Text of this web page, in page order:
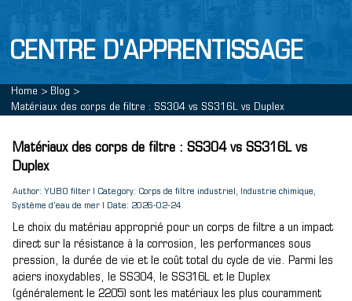
CENTRE D'APPRENTISSAGE
Home > Blog >
Matériaux des corps de filtre : SS304 vs SS316L vs Duplex
Matériaux des corps de filtre : SS304 vs SS316L vs
Duplex
Author: YUBO filter | Category: Corps de filtre industriel, Industrie chimique,
Système d'eau de mer | Date: 2026-02-24
Le choix du matériau approprié pour un corps de filtre a un impact
direct sur la résistance à la corrosion, les performances sous
pression, la durée de vie et le coût total du cycle de vie. Parmi les
aciers inoxydables, le SS304, le SS316L et le Duplex
(généralement le 2205) sont les matériaux les plus couramment